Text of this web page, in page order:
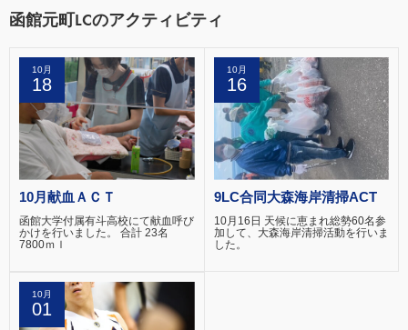
函館元町LCのアクティビティ
10月
18
10月献血ＡＣＴ
函館大学付属有斗高校にて献血呼び
かけを行いました。 合計 23名
7800ｍｌ
10月
16
9LC合同大森海岸清掃ACT
10月16日 天候に恵まれ総勢60名参
加して、大森海岸清掃活動を行いま
した。
10月
01